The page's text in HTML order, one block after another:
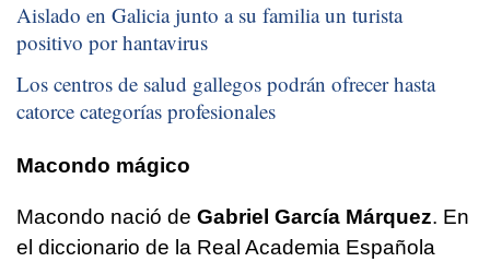
Aislado en Galicia junto a su familia un turista
positivo por hantavirus
Los centros de salud gallegos podrán ofrecer hasta
catorce categorías profesionales
Macondo mágico
Macondo nació de Gabriel García Márquez. En
el diccionario de la Real Academia Española